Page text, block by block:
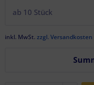
ab 10 Stück
inkl. MwSt. zzgl. Versandkosten